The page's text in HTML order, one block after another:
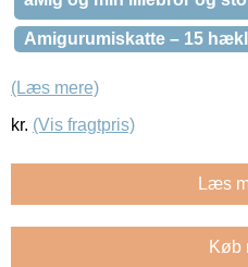
Amigurumiskatte – 15
(Læs mere)
kr. (Vis fragtpris)
Læs
Køb